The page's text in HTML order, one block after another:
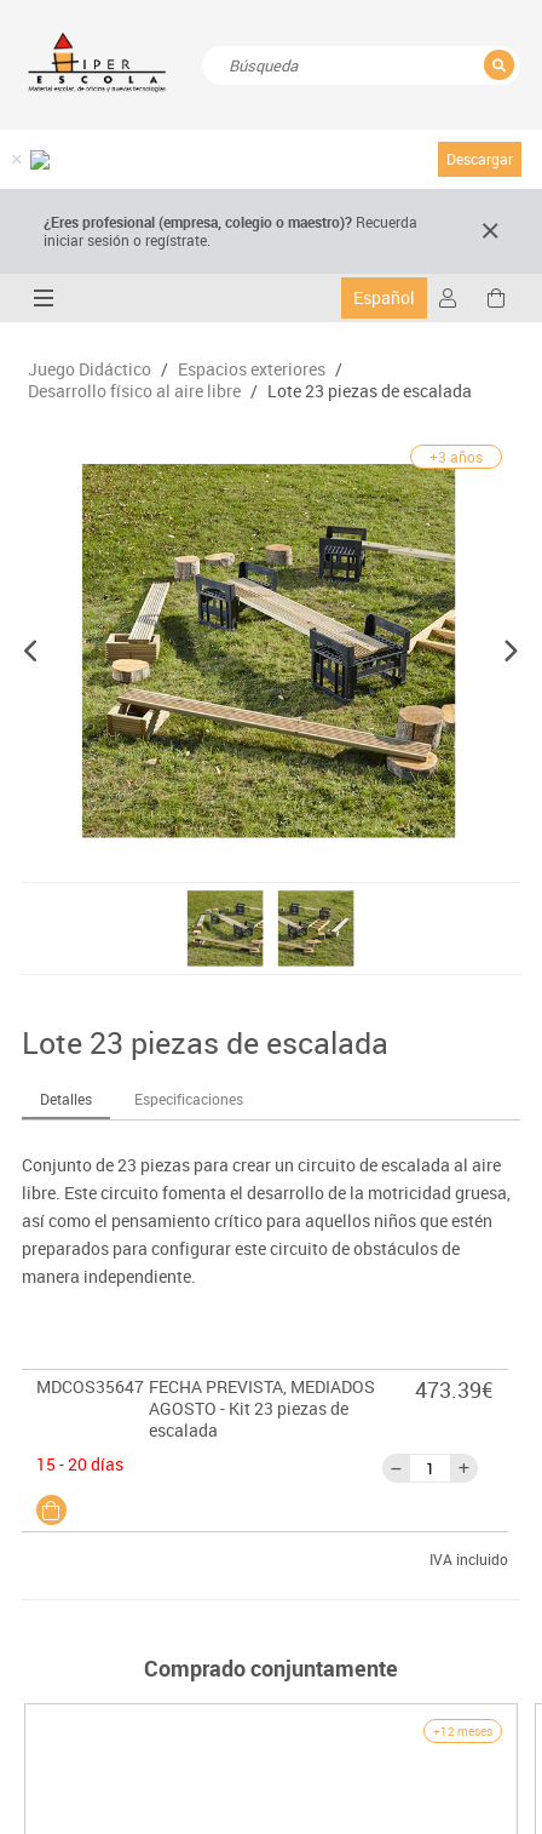
Descargar
¿Eres profesional (empresa, colegio o maestro)? Recuerda
iniciar sesión o regístrate.
Español
Juego Didáctico / Espacios exteriores /
Desarrollo físico al aire libre / Lote 23 piezas de escalada
+3 años
Lote 23 piezas de escalada
Detalles Especificaciones
Conjunto de 23 piezas para crear un circuito de escalada al aire
libre. Este circuito fomenta el desarrollo de la motricidad gruesa,
así como el pensamiento crítico para aquellos niños que estén
preparados para configurar este circuito de obstáculos de
manera independiente.
MDCOS35647 FECHA PREVISTA, MEDIADOS
AGOSTO - Kit 23 piezas de
escalada
15 - 20 días
473.39€
IVA incluido
Comprado conjuntamente
+12 meses